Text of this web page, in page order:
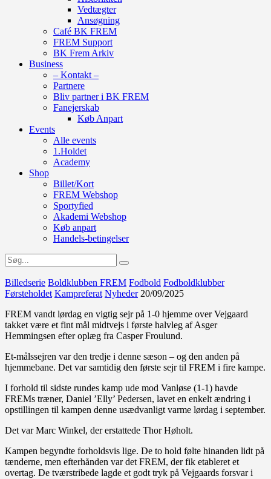
Vedtægter
Ansøgning
Café BK FREM
FREM Support
BK Frem Arkiv
Business
– Kontakt –
Partnere
Bliv partner i BK FREM
Fanejerskab
Køb Anpart
Events
Alle events
1.Holdet
Academy
Shop
Billet/Kort
FREM Webshop
Sportyfied
Akademi Webshop
Køb anpart
Handels-betingelser
Billedserie Boldklubben FREM Fodbold Fodboldklubber
Førsteholdet Kampreferat Nyheder 20/09/2025
FREM vandt lørdag en vigtig sejr på 1-0 hjemme over Vejgaard
takket være et fint mål midtvejs i første halvleg af Asger
Hemmingsen efter oplæg fra Casper Froulund.
Et-målssejren var den tredje i denne sæson – og den anden på
hjemmebane. Det var samtidig den første sejr til FREM i fire kampe.
I forhold til sidste rundes kamp ude mod Vanløse (1-1) havde
FREMs træner, Daniel ’Elly’ Pedersen, lavet en enkelt ændring i
opstillingen til kampen denne usædvanligt varme lørdag i september.
Det var Marc Winkel, der erstattede Thor Høholt.
Kampen begyndte forholdsvis lige. De to hold følte hinanden lidt på
tænderne, men efterhånden var det FREM, der fik etableret et
overtag. De tværstribede lagde et godt tryk på Vejgaards forsvar i